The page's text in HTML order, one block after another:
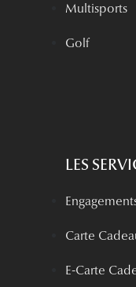
Multisports
Golf
LES
Carte
E-Carte